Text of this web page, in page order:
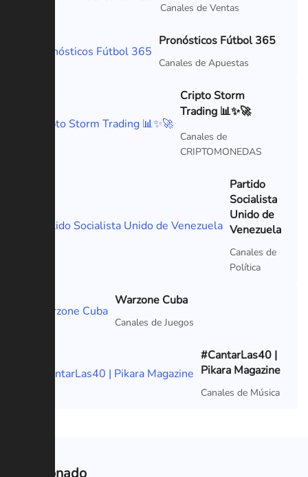
Canales de Ventas
Pronósticos Fútbol 365
Canales de Apuestas
Cripto Storm
Trading 📊✨🚀
Canales de
CRIPTOMONEDAS
Partido
Socialista
Unido de
Venezuela
Canales de
Política
Warzone Cuba
Canales de Juegos
#CantarLas40 |
Pikara Magazine
Canales de Música
Relacionado